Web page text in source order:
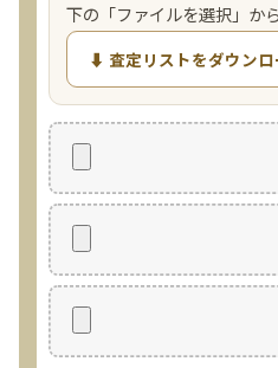
下の「ファイルを選択」か
⬇ 査定リストをダウンロ